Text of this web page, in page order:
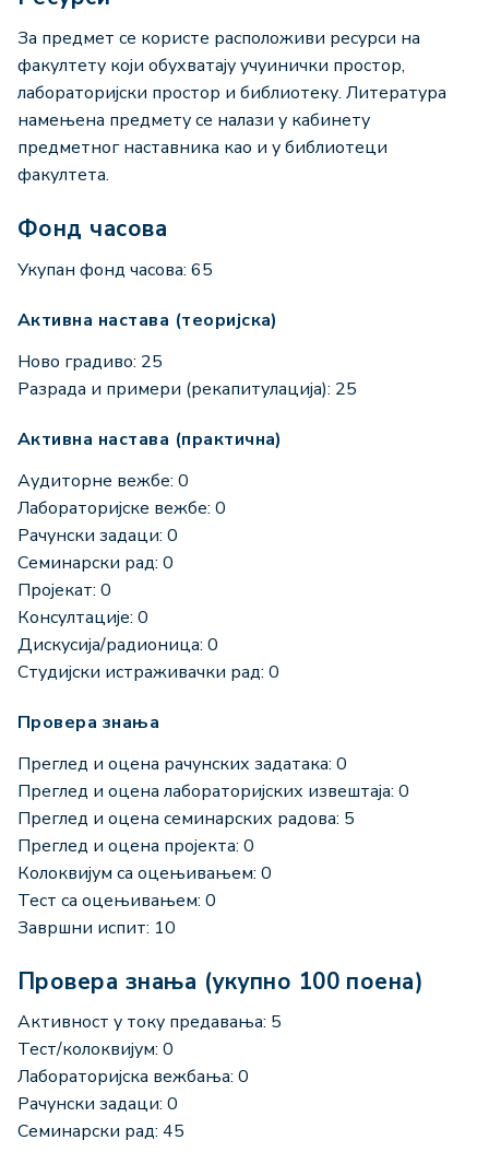
За предмет се користе расположиви ресурси на
факултету који обухватају учуинички простор,
лабораторијски простор и библиотеку. Литература
намењена предмету се налази у кабинету
предметног наставника као и у библиотеци
факултета.
Фонд часова
Укупан фонд часова: 65
Активна настава (теоријска)
Ново градиво: 25
Разрада и примери (рекапитулација): 25
Активна настава (практична)
Аудиторне вежбе: 0
Лабораторијске вежбе: 0
Рачунски задаци: 0
Семинарски рад: 0
Пројекат: 0
Консултације: 0
Дискусија/радионица: 0
Студијски истраживачки рад: 0
Провера знања
Преглед и оцена рачунских задатака: 0
Преглед и оцена лабораторијских извештаја: 0
Преглед и оцена семинарских радова: 5
Преглед и оцена пројекта: 0
Колоквијум са оцењивањем: 0
Тест са оцењивањем: 0
Завршни испит: 10
Провера знања (укупно 100 поена)
Активност у току предавања: 5
Тест/колоквијум: 0
Лабораторијска вежбања: 0
Рачунски задаци: 0
Семинарски рад: 45